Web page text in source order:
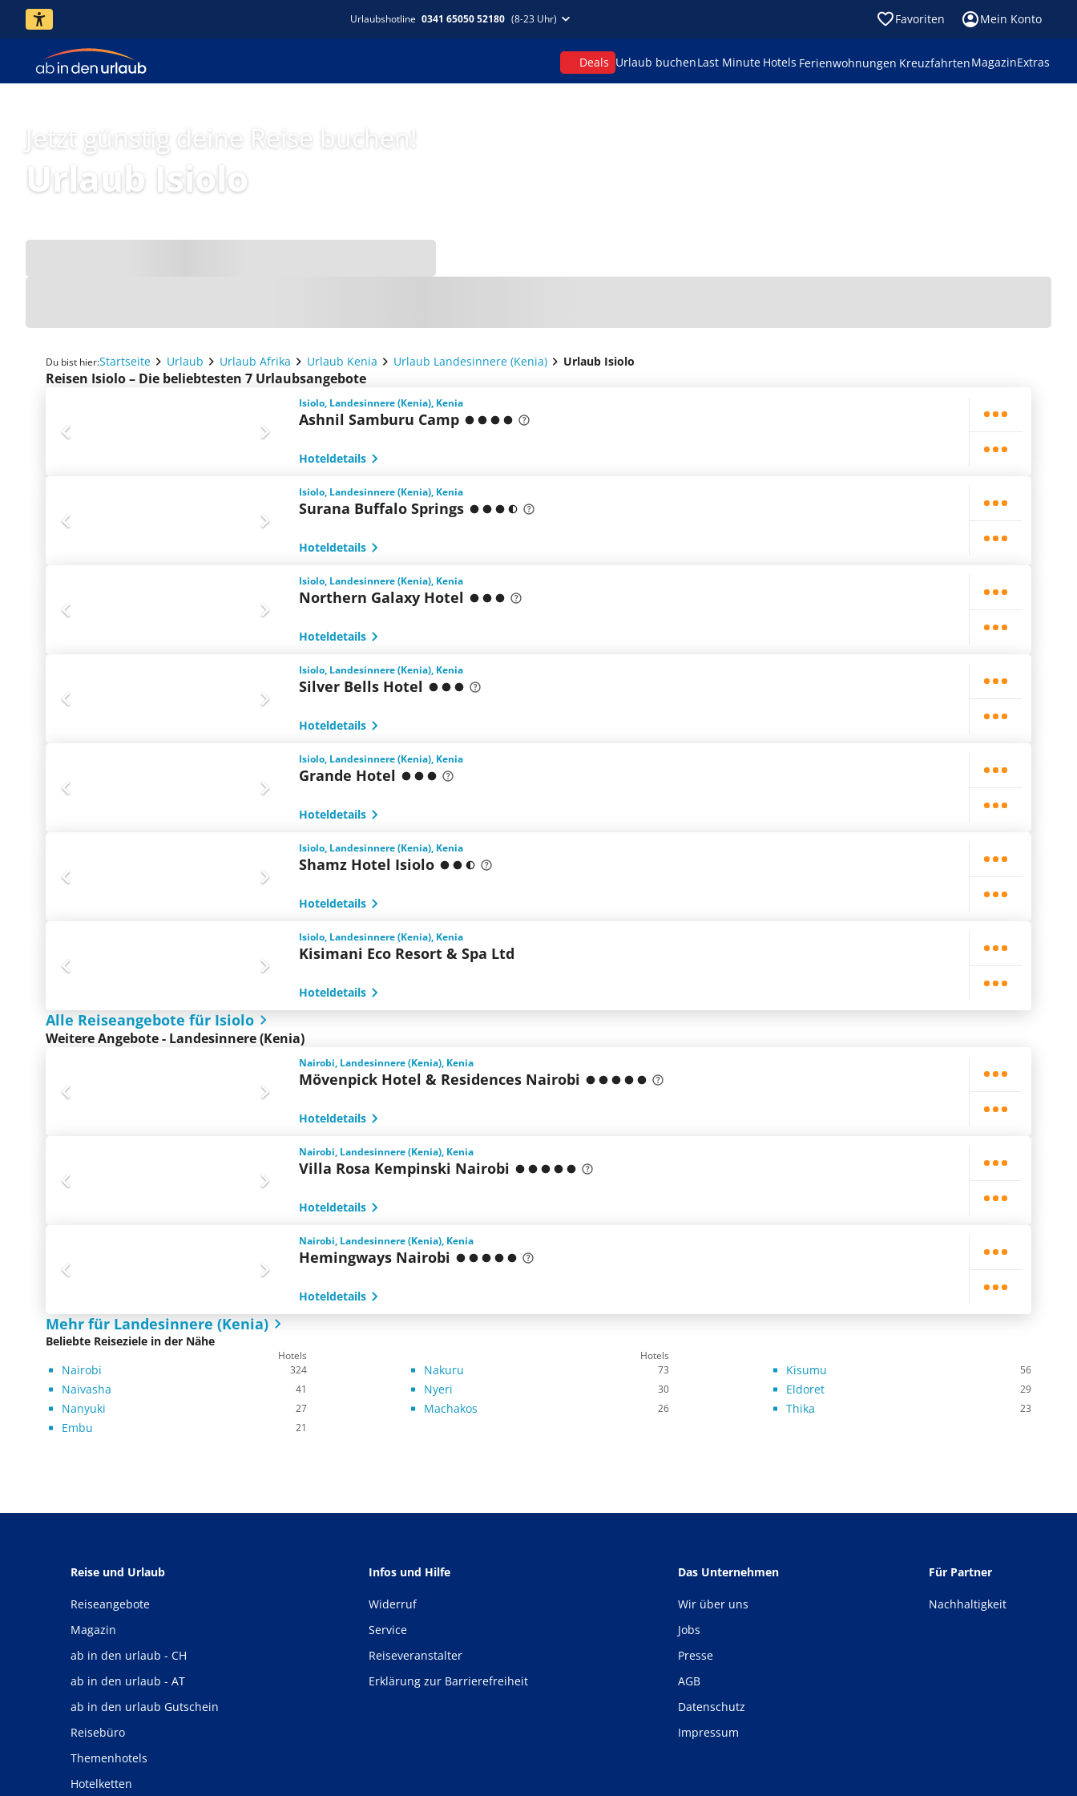
Urlaubshotline 0341 65050 52180 (8-23 Uhr) Favoriten Mein Konto
Deals Urlaub buchenLast Minute Hotels Ferienwohnungen KreuzfahrtenMagazinExtras
Jetzt günstig deine Reise buchen!
Urlaub Isiolo
Du bist hier:Startseite Urlaub Urlaub Afrika Urlaub Kenia Urlaub Landesinnere (Kenia) Urlaub Isiolo
Reisen Isiolo – Die beliebtesten 7 Urlaubsangebote
Isiolo, Landesinnere (Kenia), Kenia
Ashnil Samburu Camp
Hoteldetails
Isiolo, Landesinnere (Kenia), Kenia
Surana Buffalo Springs
Hoteldetails
Isiolo, Landesinnere (Kenia), Kenia
Northern Galaxy Hotel
Hoteldetails
Isiolo, Landesinnere (Kenia), Kenia
Silver Bells Hotel
Hoteldetails
Isiolo, Landesinnere (Kenia), Kenia
Grande Hotel
Hoteldetails
Isiolo, Landesinnere (Kenia), Kenia
Shamz Hotel Isiolo
Hoteldetails
Isiolo, Landesinnere (Kenia), Kenia
Kisimani Eco Resort & Spa Ltd
Hoteldetails
Alle Reiseangebote für Isiolo
Weitere Angebote - Landesinnere (Kenia)
Nairobi, Landesinnere (Kenia), Kenia
Mövenpick Hotel & Residences Nairobi
Hoteldetails
Nairobi, Landesinnere (Kenia), Kenia
Villa Rosa Kempinski Nairobi
Hoteldetails
Nairobi, Landesinnere (Kenia), Kenia
Hemingways Nairobi
Hoteldetails
Mehr für Landesinnere (Kenia)
Beliebte Reiseziele in der Nähe
Hotels Hotels
Nairobi 324 Nakuru 73 Kisumu 56
Naivasha 41 Nyeri 30 Eldoret 29
Nanyuki 27 Machakos 26 Thika 23
Embu 21
Reise und Urlaub
Reiseangebote
Magazin
ab in den urlaub - CH
ab in den urlaub - AT
ab in den urlaub Gutschein
Reisebüro
Themenhotels
Hotelketten
Infos und Hilfe
Widerruf
Service
Reiseveranstalter
Erklärung zur Barrierefreiheit
Das Unternehmen
Wir über uns
Jobs
Presse
AGB
Datenschutz
Impressum
Für Partner
Nachhaltigkeit